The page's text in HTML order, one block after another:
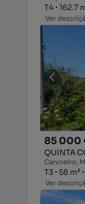
Tipologia
T4
Zona162.7
Preço por
Ver
85 000
QUINTA
Carvoeiro,
Tipologia
T3
Zona58 m²
Preço por
Ver